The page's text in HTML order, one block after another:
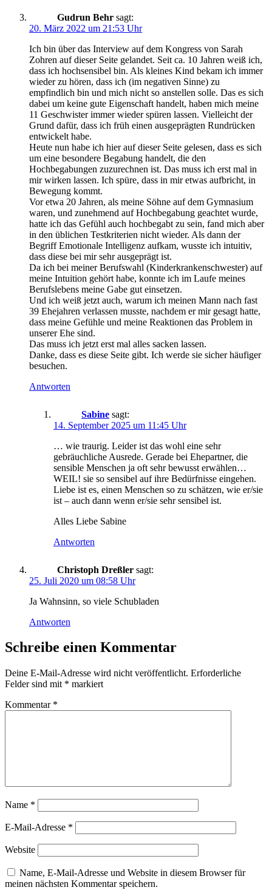
Gudrun Behr sagt:
20. März 2022 um 21:53 Uhr
Ich bin über das Interview auf dem Kongress von Sarah
Zohren auf dieser Seite gelandet. Seit ca. 10 Jahren weiß ich,
dass ich hochsensibel bin. Als kleines Kind bekam ich immer
wieder zu hören, dass ich (im negativen Sinne) zu
empfindlich bin und mich nicht so anstellen solle. Das es sich
dabei um keine gute Eigenschaft handelt, haben mich meine
11 Geschwister immer wieder spüren lassen. Vielleicht der
Grund dafür, dass ich früh einen ausgeprägten Rundrücken
entwickelt habe.
Heute nun habe ich hier auf dieser Seite gelesen, dass es sich
um eine besondere Begabung handelt, die den
Hochbegabungen zuzurechnen ist. Das muss ich erst mal in
mir wirken lassen. Ich spüre, dass in mir etwas aufbricht, in
Bewegung kommt.
Vor etwa 20 Jahren, als meine Söhne auf dem Gymnasium
waren, und zunehmend auf Hochbegabung geachtet wurde,
hatte ich das Gefühl auch hochbegabt zu sein, fand mich aber
in den üblichen Testkriterien nicht wieder. Als dann der
Begriff Emotionale Intelligenz aufkam, wusste ich intuitiv,
dass diese bei mir sehr ausgeprägt ist.
Da ich bei meiner Berufswahl (Kinderkrankenschwester) auf
meine Intuition gehört habe, konnte ich im Laufe meines
Berufslebens meine Gabe gut einsetzen.
Und ich weiß jetzt auch, warum ich meinen Mann nach fast
39 Ehejahren verlassen musste, nachdem er mir gesagt hatte,
dass meine Gefühle und meine Reaktionen das Problem in
unserer Ehe sind.
Das muss ich jetzt erst mal alles sacken lassen.
Danke, dass es diese Seite gibt. Ich werde sie sicher häufiger
besuchen.
Antworten
Sabine sagt:
14. September 2025 um 11:45 Uhr
… wie traurig. Leider ist das wohl eine sehr
gebräuchliche Ausrede. Gerade bei Ehepartner, die
sensible Menschen ja oft sehr bewusst erwählen…
WEIL! sie so sensibel auf ihre Bedürfnisse eingehen.
Liebe ist es, einen Menschen so zu schätzen, wie er/sie
ist – auch dann wenn er/sie sehr sensibel ist.
Alles Liebe Sabine
Antworten
Christoph Dreßler sagt:
25. Juli 2020 um 08:58 Uhr
Ja Wahnsinn, so viele Schubladen
Antworten
Schreibe einen Kommentar
Deine E-Mail-Adresse wird nicht veröffentlicht. Erforderliche
Felder sind mit * markiert
Kommentar *
Name *
E-Mail-Adresse *
Website
Name, E-Mail-Adresse und Website in diesem Browser für
meinen nächsten Kommentar speichern.